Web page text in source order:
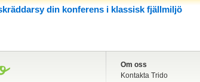
din konferens i klassisk fjällmiljö
Om oss
Kontakta Trido